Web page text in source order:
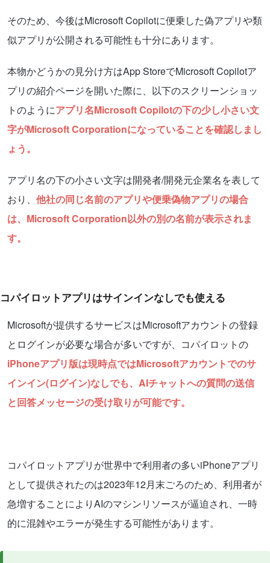
そのため、今後はMicrosoft Copilotに便乗した偽アプリや類
似アプリが公開される可能性も十分にあります。
本物かどうかの見分け方はApp StoreでMicrosoft Copilotア
プリの紹介ページを開いた際に、以下のスクリーンショッ
トのようにアプリ名Microsoft Copilotの下の少し小さい文
字がMicrosoft Corporationになっていることを確認しまし
ょう。
アプリ名の下の小さい文字は開発者/開発元企業名を表して
おり、 他社の同じ名前のアプリや便乗偽物アプリの場合
は、Microsoft Corporation以外の別の名前が表示されま
す。
コパイロットアプリはサインインなしでも使える
Microsoftが提供するサービスはMicrosoftアカウントの登録
とログインが必要な場合が多いですが、コパイロットの
iPhoneアプリ版は現時点ではMicrosoftアカウントでのサ
インイン(ログイン)なしでも、AIチャットへの質問の送信
と回答メッセージの受け取りが可能です。
コパイロットアプリが世界中で利用者の多いiPhoneアプリ
として提供されたのは2023年12月末ごろのため、利用者が
急増することによりAIのマシンリソースが逼迫され、一時
的に混雑やエラーが発生する可能性があります。